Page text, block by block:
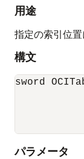
用途
指定の索引位置
構文
sword
パラメータ